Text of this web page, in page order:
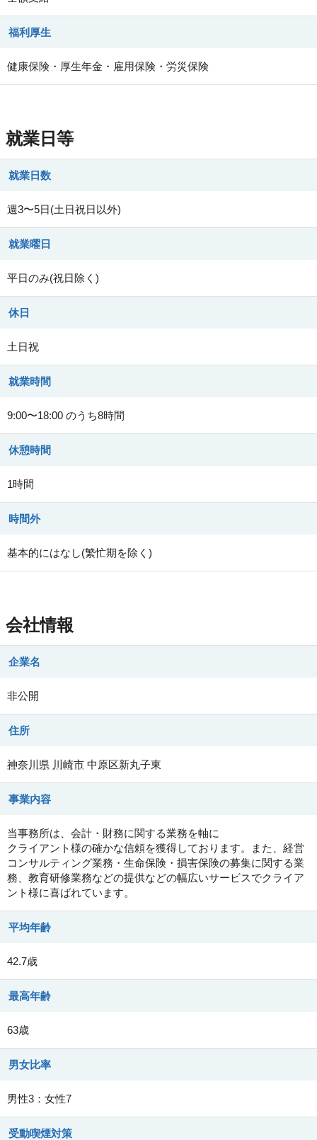
福利厚生
健康保険・厚生年金・雇用保険・労災保険
就業日等
就業日数
週3〜5日(土日祝日以外)
就業曜日
平日のみ(祝日除く)
休日
土日祝
就業時間
9:00〜18:00 のうち8時間
休憩時間
1時間
時間外
基本的にはなし(繁忙期を除く)
会社情報
企業名
非公開
住所
神奈川県 川崎市 中原区新丸子東
事業内容
当事務所は、会計・財務に関する業務を軸に
クライアント様の確かな信頼を獲得しております。また、経営
コンサルティング業務・生命保険・損害保険の募集に関する業
務、教育研修業務などの提供などの幅広いサービスでクライア
ント様に喜ばれています。
平均年齢
42.7歳
最高年齢
63歳
男女比率
男性3：女性7
受動喫煙対策